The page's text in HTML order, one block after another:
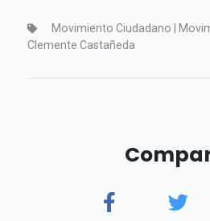
Movimiento Ciudadano |
Clemente Castañeda